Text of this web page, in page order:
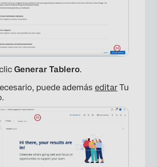
×
Generar Tablero.
puede además editar Tu